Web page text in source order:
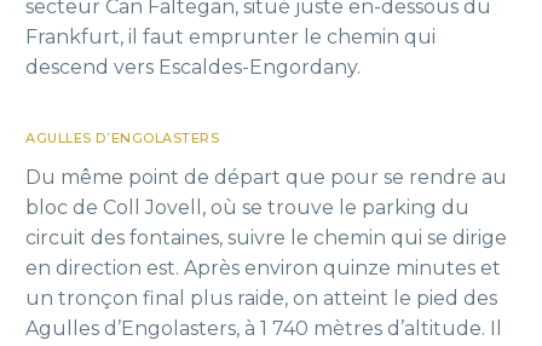
secteur Can Faltegan, situé juste en-dessous du
Frankfurt, il faut emprunter le chemin qui
descend vers Escaldes-Engordany.
AGULLES D’ENGOLASTERS
Du même point de départ que pour se rendre au
bloc de Coll Jovell, où se trouve le parking du
circuit des fontaines, suivre le chemin qui se dirige
en direction est. Après environ quinze minutes et
un tronçon final plus raide, on atteint le pied des
Agulles d’Engolasters, à 1 740 mètres d’altitude. Il